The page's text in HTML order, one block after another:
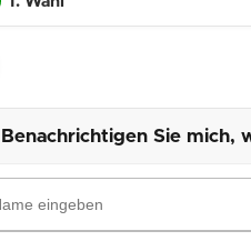
Benachrichtigen Sie mich,